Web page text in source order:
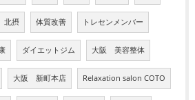
北摂 体質改善 トレセンメンバー
ダイエットジム 大阪 美容整体
大阪 新町本店 Relaxation salon COTO